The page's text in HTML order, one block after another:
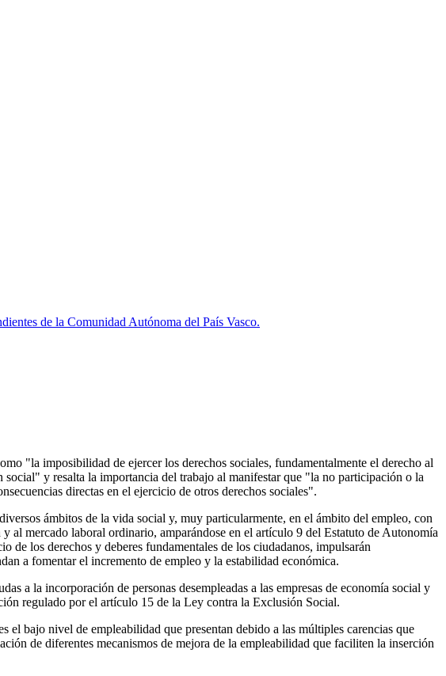
de la Comunidad Autónoma del País Vasco.
"la imposibilidad de ejercer los derechos sociales, fundamentalmente el derecho al
y resalta la importancia del trabajo al manifestar que "la no participación o la
directas en el ejercicio de otros derechos sociales".
ámbitos de la vida social y, muy particularmente, en el ámbito del empleo, con
al mercado laboral ordinario, amparándose en el artículo 9 del Estatuto de Autonomía
de los derechos y deberes fundamentales de los ciudadanos, impulsarán
a fomentar el incremento de empleo y la estabilidad económica.
a la incorporación de personas desempleadas a las empresas de economía social y
regulado por el artículo 15 de la Ley contra la Exclusión Social.
el bajo nivel de empleabilidad que presentan debido a las múltiples carencias que
de diferentes mecanismos de mejora de la empleabilidad que faciliten la inserción